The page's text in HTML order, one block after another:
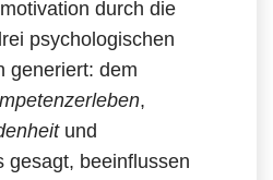
durch die
psychologischen
generiert: dem
,
und
gesagt, beeinflussen